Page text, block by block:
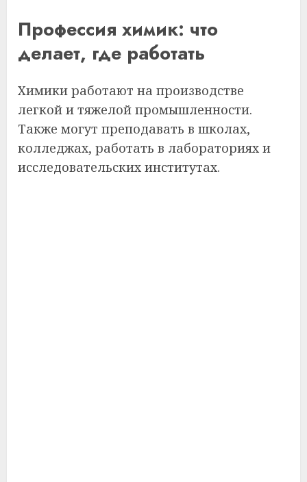
Профессия химик: что
делает, где работать
Химики работают на производстве
легкой и тяжелой промышленности.
Также могут преподавать в школах,
колледжах, работать в лабораториях и
исследовательских институтах.